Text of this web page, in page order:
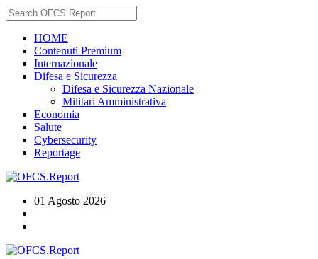
HOME
Contenuti Premium
Internazionale
Difesa e Sicurezza
Difesa e Sicurezza Nazionale
Militari Amministrativa
Economia
Salute
Cybersecurity
Reportage
01 Agosto 2026